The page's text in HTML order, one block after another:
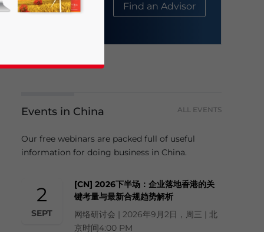
About Us Find an Advisor
Events in China ALL EVENTS
Our free webinars are packed full of useful
information for doing business in China.
2
SEPT
[CN] 2026下半场：企业落地香港的关
键考量与最新合规趋势解析
网络研讨会 | 2026年9月2日，周三 | 北
京时间4:00 PM
news and updates for Asia!